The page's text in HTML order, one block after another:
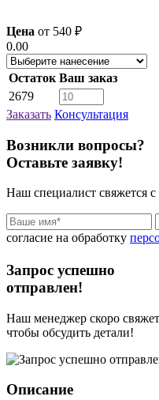
Цена от 540 ₽
0.00
Остаток Ваш заказ
2679
Заказать Консультация
Возникли вопросы?
Оставьте заявку!
Наш специалист свяжется
согласие на обработку
Запрос успешно
отправлен!
Наш менеджер скоро
чтобы обсудить детали!
Описание